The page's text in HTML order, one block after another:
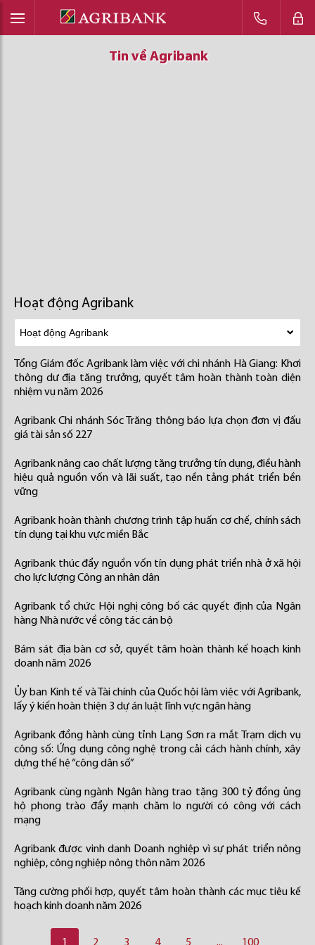
Tin về Agribank
Tin về Agribank
Tin về Agribank
Hoạt động Agribank
Tổng Giám đốc Agribank làm việc với chi nhánh Hà Giang: Khơi
thông dư địa tăng trưởng, quyết tâm hoàn thành toàn diện
nhiệm vụ năm 2026
Agribank Chi nhánh Sóc Trăng thông báo lựa chọn đơn vị đấu
giá tài sản số 227
Agribank nâng cao chất lượng tăng trưởng tín dụng, điều hành
hiệu quả nguồn vốn và lãi suất, tạo nền tảng phát triển bền
vững
Agribank hoàn thành chương trình tập huấn cơ chế, chính sách
tín dụng tại khu vực miền Bắc
Agribank thúc đẩy nguồn vốn tín dụng phát triển nhà ở xã hội
cho lực lượng Công an nhân dân
Agribank tổ chức Hội nghị công bố các quyết định của Ngân
hàng Nhà nước về công tác cán bộ
Bám sát địa bàn cơ sở, quyết tâm hoàn thành kế hoạch kinh
doanh năm 2026
Ủy ban Kinh tế và Tài chính của Quốc hội làm việc với Agribank,
lấy ý kiến hoàn thiện 3 dự án luật lĩnh vực ngân hàng
Agribank đồng hành cùng tỉnh Lạng Sơn ra mắt Trạm dịch vụ
công số: Ứng dụng công nghệ trong cải cách hành chính, xây
dựng thế hệ “công dân số”
Agribank cùng ngành Ngân hàng trao tặng 300 tỷ đồng ủng
hộ phong trào đẩy mạnh chăm lo người có công với cách
mạng
Agribank được vinh danh Doanh nghiệp vì sự phát triển nông
nghiệp, công nghiệp nông thôn năm 2026
Tăng cường phối hợp, quyết tâm hoàn thành các mục tiêu kế
hoạch kinh doanh năm 2026